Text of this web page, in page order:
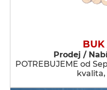
BUK
Prodej /
POTREBUJEME od